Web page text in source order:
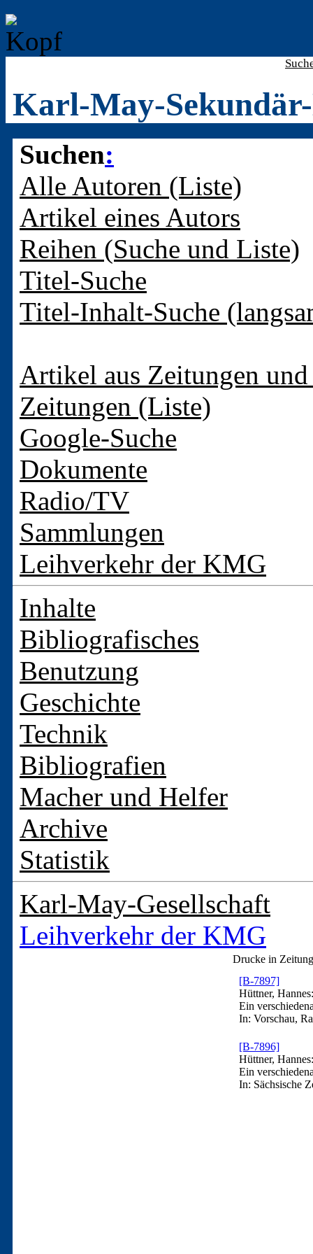
Karl-May-
Suchen:
Alle Autoren (Liste)
Artikel eines Autors
Reihen (Suche und Liste)
Titel-Suche
Titel-Inhalt-Suche
Artikel aus Zeitungen
Zeitungen (Liste)
Google-Suche
Dokumente
Radio/TV
Sammlungen
Leihverkehr der KMG
Inhalte
Bibliografisches
Benutzung
Geschichte
Technik
Bibliografien
Macher und Helfer
Archive
Statistik
Karl-May-Gesellschaft
Leihverkehr der KMG
Drucke in
[B-7897]
Hüttner, Hannes:
Ein
In: Vorschau,
[B-7896]
Hüttner, Hannes:
Ein
In: Sächsische